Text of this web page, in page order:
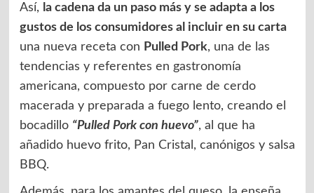
Así, la cadena da un paso más y se adapta a los
gustos de los consumidores al incluir en su carta
una nueva receta con Pulled Pork, una de las
tendencias y referentes en gastronomía
americana, compuesto por carne de cerdo
macerada y preparada a fuego lento, creando el
bocadillo “Pulled Pork con huevo”, al que ha
añadido huevo frito, Pan Cristal, canónigos y salsa
BBQ.